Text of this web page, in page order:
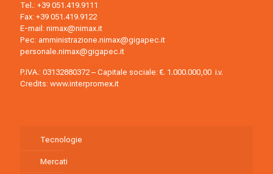
Tel.: +39 051.419.9111
Fax: +39 051.419.9122
E-mail: nimax@nimax.it
Pec: amministrazione.nimax@gigapec.it
personale.nimax@gigapec.it
P.IVA.: 03132880372 – Capitale sociale: €. 1.000.000,00 i.v.
Credits: www.interpromex.it
Tecnologie
Mercati